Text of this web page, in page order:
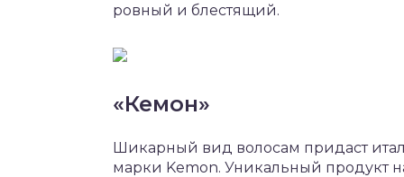
ровный и блестящий.
«Кемон»
Шикарный вид волосам придаст
марки Kemon. Уникальный продукт